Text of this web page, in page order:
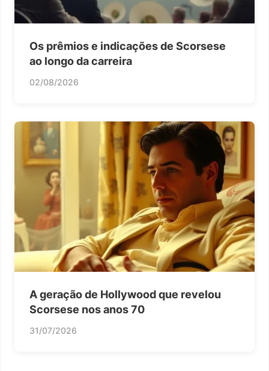
Os prêmios e indicações de Scorsese
ao longo da carreira
02/08/2026
A geração de Hollywood que revelou
Scorsese nos anos 70
31/07/2026